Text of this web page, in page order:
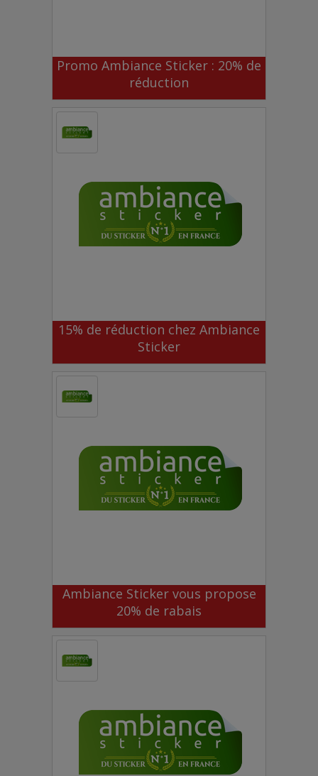
Promo Ambiance Sticker : 20% de
réduction
15% de réduction chez Ambiance
Sticker
Ambiance Sticker vous propose
20% de rabais